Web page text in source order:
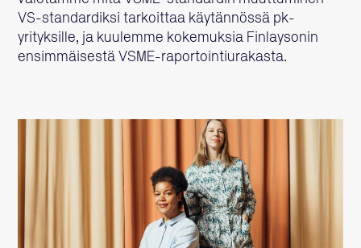
VS-standardiksi tarkoittaa käytännössä pk-
yrityksille, ja kuulemme kokemuksia Finlaysonin
ensimmäisestä VSME-raportointiurakasta.
LUE LISÄÄ